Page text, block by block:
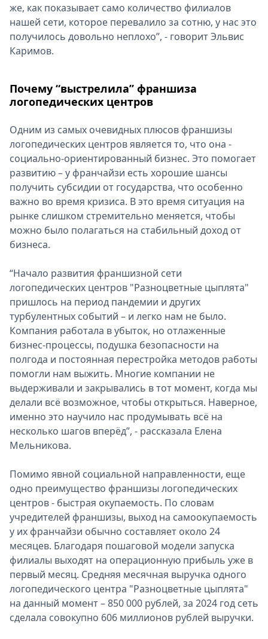
же, как показывает само количество филиалов
нашей сети, которое перевалило за сотню, у нас это
получилось довольно неплохо”, - говорит Эльвис
Каримов.
Почему “выстрелила” франшиза
логопедических центров
Одним из самых очевидных плюсов франшизы
логопедических центров является то, что она -
социально-ориентированный бизнес. Это помогает
развитию – у франчайзи есть хорошие шансы
получить субсидии от государства, что особенно
важно во время кризиса. В это время ситуация на
рынке слишком стремительно меняется, чтобы
можно было полагаться на стабильный доход от
бизнеса.
“Начало развития франшизной сети
логопедических центров "Разноцветные цыплята"
пришлось на период пандемии и других
турбулентных событий – и легко нам не было.
Компания работала в убыток, но отлаженные
бизнес-процессы, подушка безопасности на
полгода и постоянная перестройка методов работы
помогли нам выжить. Многие компании не
выдерживали и закрывались в тот момент, когда мы
делали всё возможное, чтобы открыться. Наверное,
именно это научило нас продумывать всё на
несколько шагов вперёд”, - рассказала Елена
Мельникова.
Помимо явной социальной направленности, еще
одно преимущество франшизы логопедических
центров - быстрая окупаемость. По словам
учредителей франшизы, выход на самоокупаемость
у их франчайзи обычно составляет около 24
месяцев. Благодаря пошаговой модели запуска
филиалы выходят на операционную прибыль уже в
первый месяц. Средняя месячная выручка одного
логопедического центра "Разноцветные цыплята"
на данный момент – 850 000 рублей, за 2024 год сеть
сделала совокупно 606 миллионов рублей выручки.